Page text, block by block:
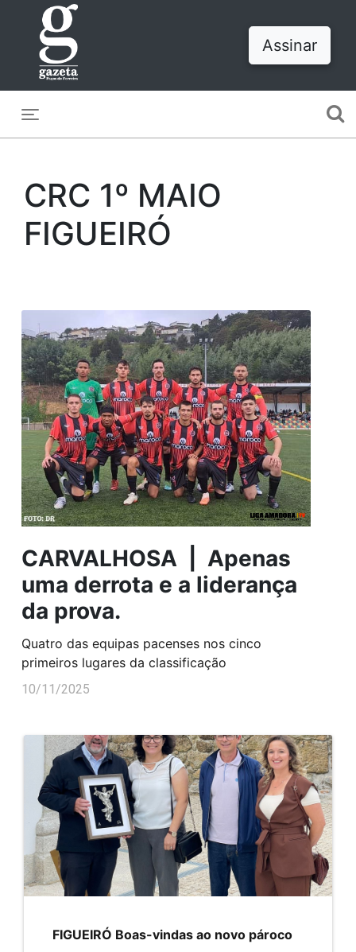
Assinar
CRC 1º MAIO
FIGUEIRÓ
CARVALHOSA | Apenas
uma derrota e a liderança
da prova.
Quatro das equipas pacenses nos cinco
primeiros lugares da classificação
10/11/2025
FIGUEIRÓ Boas-vindas ao novo pároco